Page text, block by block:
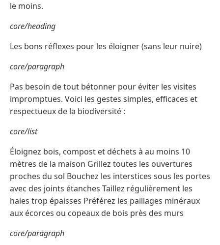
le moins.
core/heading
Les bons réflexes pour les éloigner (sans leur nuire)
core/paragraph
Pas besoin de tout bétonner pour éviter les visites
impromptues. Voici les gestes simples, efficaces et
respectueux de la biodiversité :
core/list
Éloignez bois, compost et déchets à au moins 10
mètres de la maison Grillez toutes les ouvertures
proches du sol Bouchez les interstices sous les portes
avec des joints étanches Taillez régulièrement les
haies trop épaisses Préférez les paillages minéraux
aux écorces ou copeaux de bois près des murs
core/paragraph